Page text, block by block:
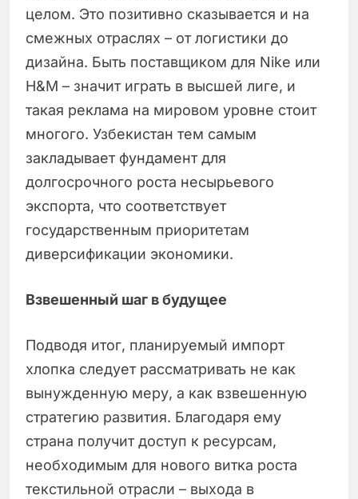
целом. Это позитивно сказывается и на
смежных отраслях – от логистики до
дизайна. Быть поставщиком для Nike или
H&M – значит играть в высшей лиге, и
такая реклама на мировом уровне стоит
многого. Узбекистан тем самым
закладывает фундамент для
долгосрочного роста несырьевого
экспорта, что соответствует
государственным приоритетам
диверсификации экономики.
Взвешенный шаг в будущее
Подводя итог, планируемый импорт
хлопка следует рассматривать не как
вынужденную меру, а как взвешенную
стратегию развития. Благодаря ему
страна получит доступ к ресурсам,
необходимым для нового витка роста
текстильной отрасли – выхода в